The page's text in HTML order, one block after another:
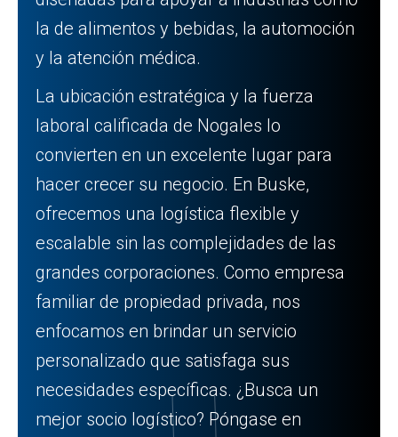
la de alimentos y bebidas, la automoción
y la atención médica.
La ubicación estratégica y la fuerza
laboral calificada de Nogales lo
convierten en un excelente lugar para
hacer crecer su negocio. En Buske,
ofrecemos una logística flexible y
escalable sin las complejidades de las
grandes corporaciones. Como empresa
familiar de propiedad privada, nos
enfocamos en brindar un servicio
personalizado que satisfaga sus
necesidades específicas. ¿Busca un
mejor socio logístico? Póngase en